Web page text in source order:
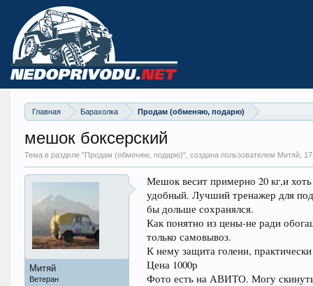
Главная Барахолка Продам (обменяю, подарю)
мешок боксерский
Тема в разделе "Продам (обменяю, подарю)", создана пользователем Митяй,
Митяй
Ветеран
Мешок весит примерно 20 кг,и
удобный. Лучший тренажер для
бы дольше сохранялся.
Как понятно из цены-не ради
только самовывоз.
К нему защита голени,
Цена 1000р
Фото есть на АВИТО. Могу